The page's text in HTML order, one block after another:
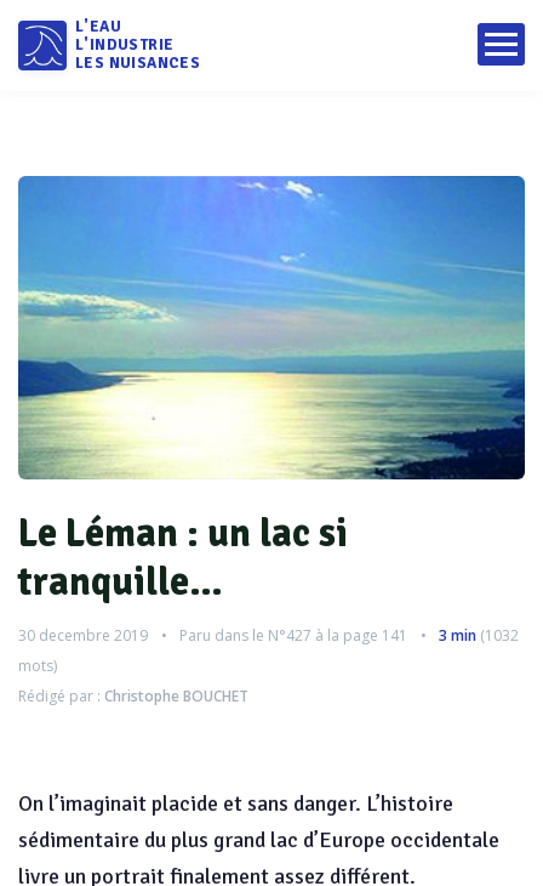
L'EAU
L'INDUSTRIE
LES NUISANCES
Le Léman : un lac si
tranquille…
30 decembre 2019 Paru dans le N°427 à la page 141 3 min (1032
mots)
Rédigé par : Christophe BOUCHET
On l’imaginait placide et sans danger. L’histoire
sédimentaire du plus grand lac d’Europe occidentale
livre un portrait finalement assez différent.